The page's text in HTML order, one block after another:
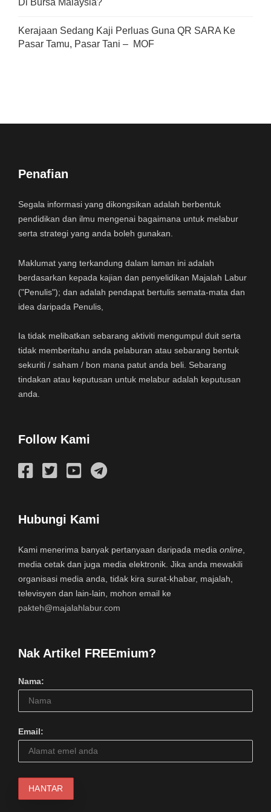
Di Bursa Malaysia?
Kerajaan Sedang Kaji Perluas Guna QR SARA Ke
Pasar Tamu, Pasar Tani – MOF
Penafian
Segala informasi yang dikongsikan adalah berbentuk
pendidikan dan ilmu mengenai bagaimana untuk melabur
serta strategi yang anda boleh gunakan.
Maklumat yang terkandung dalam laman ini adalah
berdasarkan kepada kajian dan penyelidikan Majalah Labur
("Penulis"); dan adalah pendapat bertulis semata-mata dan
idea daripada Penulis,
Ia tidak melibatkan sebarang aktiviti mengumpul duit serta
tidak memberitahu anda pelaburan atau sebarang bentuk
sekuriti / saham / bon mana patut anda beli. Sebarang
tindakan atau keputusan untuk melabur adalah keputusan
anda.
Follow Kami
Hubungi Kami
Kami menerima banyak pertanyaan daripada media online
media cetak dan juga media elektronik. Jika anda mewakili
organisasi media anda, tidak kira surat-khabar, majalah,
televisyen dan lain-lain, mohon email ke
pakteh@majalahlabur.com
Nak Artikel FREEmium?
Nama:
Email: